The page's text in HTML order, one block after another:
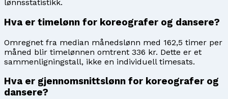
lønnsstatistikk.
Hva er timelønn for koreografer og dansere?
Omregnet fra median månedslønn med 162,5 timer per
måned blir timelønnen omtrent 336 kr. Dette er et
sammenligningstall, ikke en individuell timesats.
Hva er gjennomsnittslønn for koreografer og
dansere?